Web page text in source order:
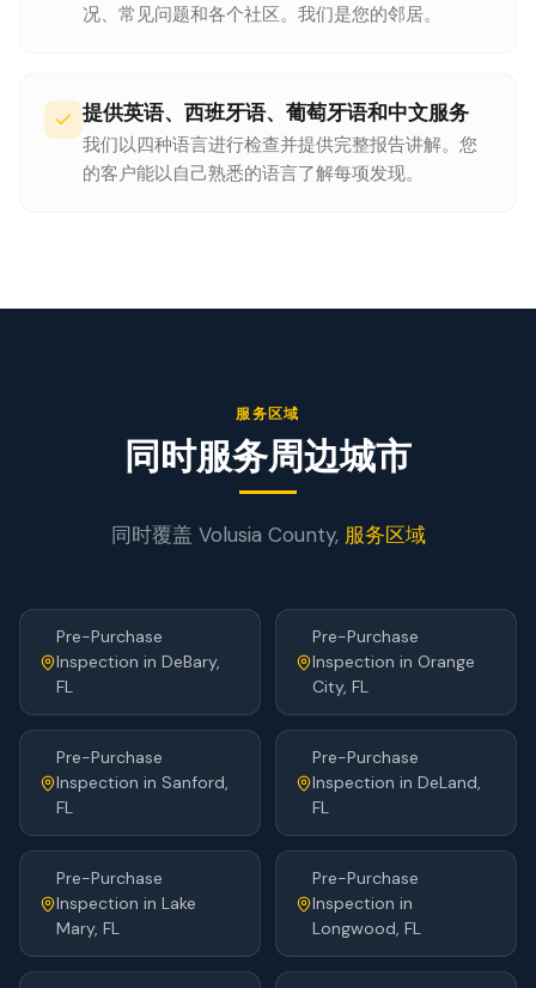
况、常见问题和各个社区。我们是您的邻居。
提供英语、西班牙语、葡萄牙语和中文服务
我们以四种语言进行检查并提供完整报告讲解。您
的客户能以自己熟悉的语言了解每项发现。
服务区域
同时服务周边城市
同时覆盖 Volusia County, 服务区域
Pre-Purchase
Inspection in DeBary,
FL
Pre-Purchase
Inspection in Orange
City, FL
Pre-Purchase
Inspection in Sanford,
FL
Pre-Purchase
Inspection in DeLand,
FL
Pre-Purchase
Inspection in Lake
Mary, FL
Pre-Purchase
Inspection in
Longwood, FL